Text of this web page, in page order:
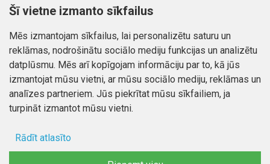
Preču atgriešana
Mans profils
Pasūtījumi
Atteikuma tiesības
Kontakti
aizsargātas
Šī vietne izmanto sīkfailus
Mēs izmantojam sīkfailus, lai personalizētu saturu un
reklāmas, nodrošinātu sociālo mediju funkcijas un analizētu
datplūsmu. Mēs arī kopīgojam informāciju par to, kā jūs
izmantojat mūsu vietni, ar mūsu sociālo mediju, reklāmas un
analīzes partneriem. Jūs piekrītat mūsu sīkfailiem, ja
turpināt izmantot mūsu vietni.
Rādīt atlasīto